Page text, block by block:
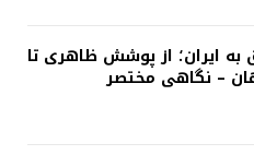
ایران؛ از پوشش ظاهری تا
– نگاهی مختصر